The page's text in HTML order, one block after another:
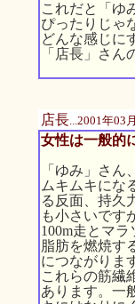
これだと「ゆ
ぴったりじゃ
どんな感じに
「店長」さ
店長...2001年03
女性は一般的
「ゆみ」さん
ムキムキにな
る反面、持久
も小さいです
100m走とマラ
脂肪を燃焼す
につながりま
これらの筋繊
あります。一